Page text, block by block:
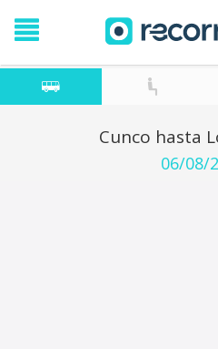
Cunco hasta
06/08/